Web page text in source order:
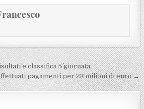
articoli
e classifica 5^ giornata
pagamenti per 23 milioni di euro →